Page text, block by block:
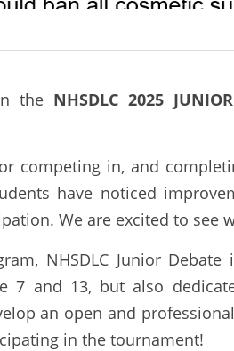
the NHSDLC 2025
competing in, and
have noticed
We are excited to see
NHSDLC Junior
7 and 13, but also
an open and
in the tournament!